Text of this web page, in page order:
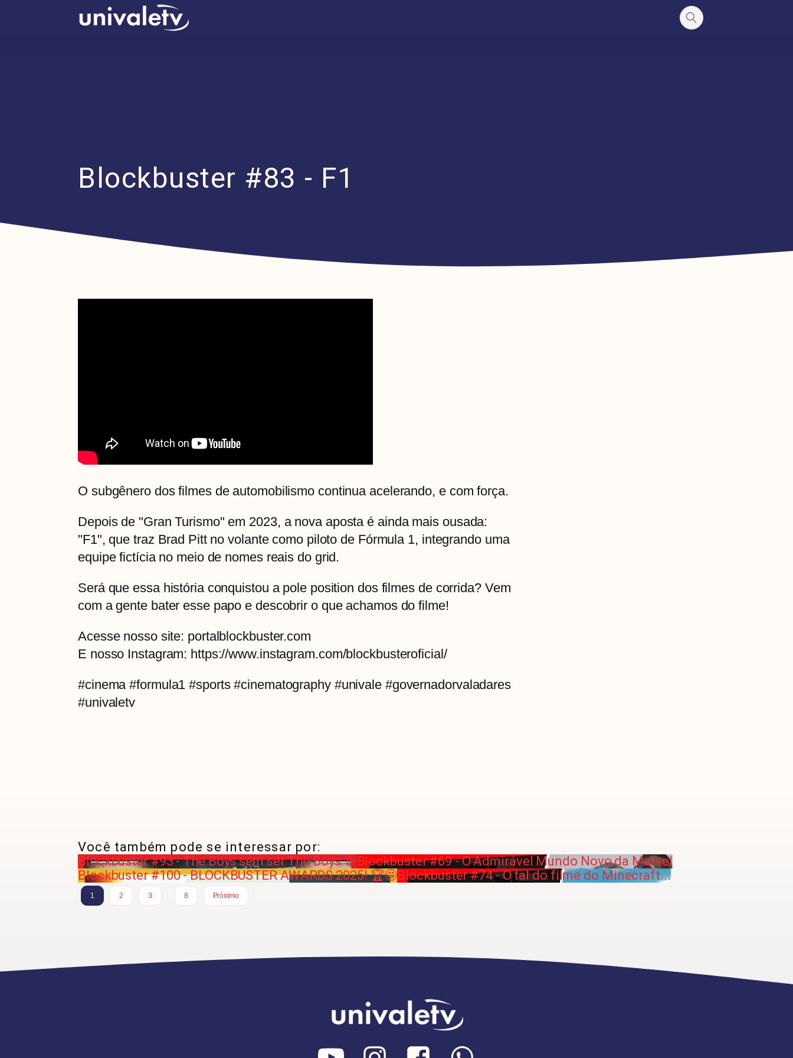
Blockbuster #83 - F1
O subgênero dos filmes de automobilismo continua acelerando, e com força.
Depois de "Gran Turismo" em 2023, a nova aposta é ainda mais ousada:
"F1", que traz Brad Pitt no volante como piloto de Fórmula 1, integrando uma
equipe fictícia no meio de nomes reais do grid.
Será que essa história conquistou a pole position dos filmes de corrida? Vem
com a gente bater esse papo e descobrir o que achamos do filme!
Acesse nosso site: portalblockbuster.com
E nosso Instagram: https://www.instagram.com/blockbusteroficial/
#cinema #formula1 #sports #cinematography #univale #governadorvaladares
#univaletv
Você também pode se interessar por:
Blockbuster #93 - The Boys sem ser The Boys 🩸Blockbuster #69 - O Admirável Mundo Novo da Marvel
Blockbuster #100 - BLOCKBUSTER AWARDS 2025! 🏆🤩Blockbuster #74 - O tal do filme do Minecraft...
1 2 3
8
Próximo